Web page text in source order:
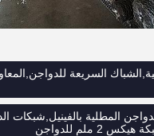
السريعة
المطلية بالفينيل,شبكات
2 ملم للدواجن